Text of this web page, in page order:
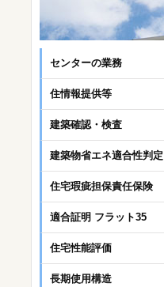
センターの業務
住情報提供等
建築確認・検査
建築物省エネ適合性判定
住宅瑕疵担保責任保険
適合証明 フラット35
住宅性能評価
長期使用構造